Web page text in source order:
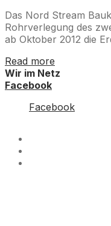
Das Nord Stream
Rohrverlegung des
ab Oktober 2012 die
Read more
Wir im Netz
Facebook
Facebook